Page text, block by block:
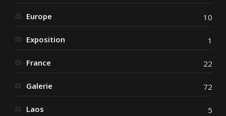
Europe 10
Exposition 1
France 22
Galerie 72
Laos 5